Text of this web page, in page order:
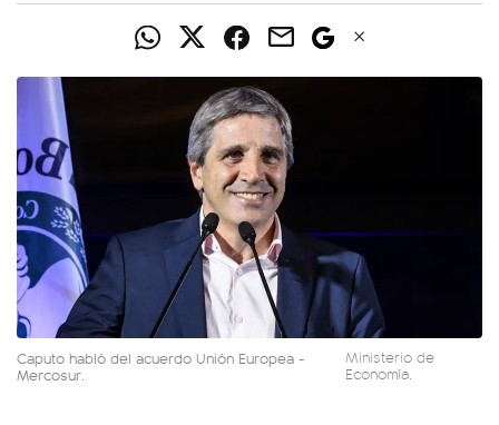
Caputo habló del acuerdo Unión Europea -
Mercosur.
Ministerio de
Economía.